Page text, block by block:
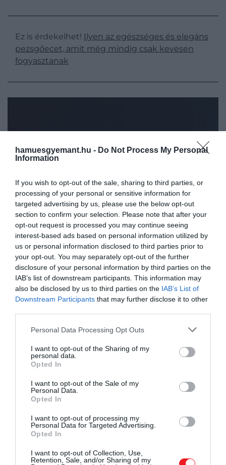
hamuesgyemant.hu - Do Not Process My Personal
Information
If you wish to opt-out of the sale, sharing to third parties, or
processing of your personal or sensitive information for
targeted advertising by us, please use the below opt-out
section to confirm your selection. Please note that after your
opt-out request is processed you may continue seeing
interest-based ads based on personal information utilized by
us or personal information disclosed to third parties prior to
your opt-out. You may separately opt-out of the further
disclosure of your personal information by third parties on the
IAB’s list of downstream participants. This information may
also be disclosed by us to third parties on the IAB’s List of
Downstream Participants that may further disclose it to other
Please note that this website/app uses one or more Google
not limited to your visit or usage behaviour. You may click to
grant or deny consent to Google and its third-party tags to
use your data for below specified purposes in below Google
consent section.
Personal Data Processing Opt Outs
I want to opt-out of the Sharing of my
personal data.
Opted In
I want to opt-out of the Sale of my
Personal Data.
Opted In
I want to opt-out of processing my
Personal Data for Targeted Advertising.
Opted In
I want to opt-out of Collection, Use,
Retention, Sale, and/or Sharing of my
Ez is érdekelhet! Ilyen az egészséges és elegáns
pezsgőecet, amit még mindig csak kevesen
fogyasztanak
A fermentált citrom akár egy évig is eltartható